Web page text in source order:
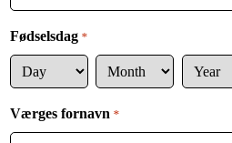
e
n
a
r
Fødselsdag *
D
y
M
n
Y
Værges fornavn *